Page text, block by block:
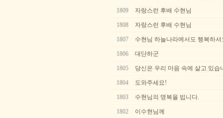
1809 자랑스런 후배 수현님
1808 자랑스런 후배 수현님
1807 수현님 하늘나라에서도 행복하셔
1806 대단하군
1805 당신은 우리 마음 속에 살고 있습
1804 도와주세요!
1803 수현님의 명복을 빕니다.
1802 이수현님께